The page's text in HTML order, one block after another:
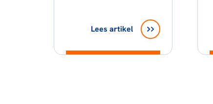
Lees artikel